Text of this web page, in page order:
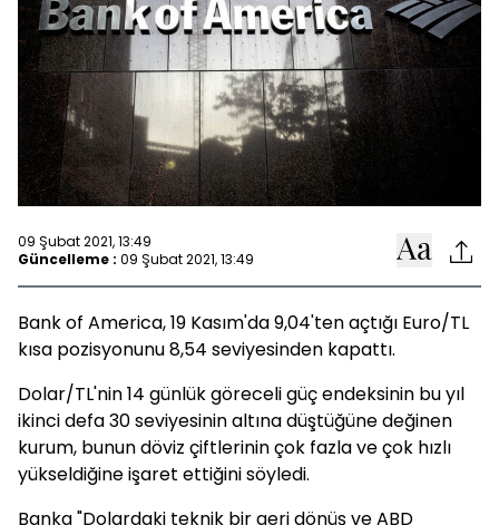
09 Şubat 2021, 13:49
Güncelleme : 09 Şubat 2021, 13:49
Bank of America, 19 Kasım'da 9,04'ten açtığı Euro/TL
kısa pozisyonunu 8,54 seviyesinden kapattı.
Dolar/TL'nin 14 günlük göreceli güç endeksinin bu yıl
ikinci defa 30 seviyesinin altına düştüğüne değinen
kurum, bunun döviz çiftlerinin çok fazla ve çok hızlı
yükseldiğine işaret ettiğini söyledi.
Banka "Dolardaki teknik bir geri dönüş ve ABD